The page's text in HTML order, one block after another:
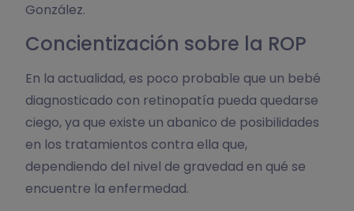
González.
Concientización sobre la ROP
En la actualidad, es poco probable que un bebé
diagnosticado con retinopatía pueda quedarse
ciego, ya que existe un abanico de posibilidades
en los tratamientos contra ella que,
dependiendo del nivel de gravedad en qué se
encuentre la enfermedad.